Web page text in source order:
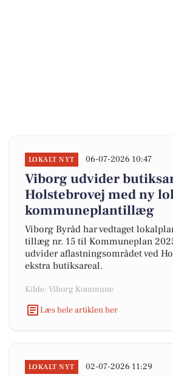
LOKALT NYT 06-07-2026 10:47
Viborg udvider
Holstebrovej med ny
kommuneplantillæg
Viborg Byråd har vedtaget
tillæg nr. 15 til Kommuneplan
udvider aflastningsområdet ved
ekstra butiksareal.
Kilde: Viborg Kommune
Læs hele artiklen her
LOKALT NYT 02-07-2026 11:29